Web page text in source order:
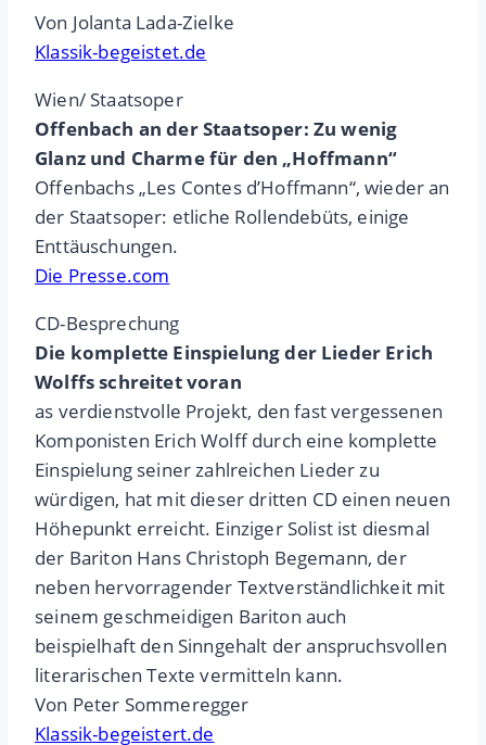
Von Jolanta Lada-Zielke
Klassik-begeistet.de
Wien/ Staatsoper
Offenbach an der Staatsoper: Zu wenig
Glanz und Charme für den „Hoffmann“
Offenbachs „Les Contes d’Hoffmann“, wieder an
der Staatsoper: etliche Rollendebüts, einige
Enttäuschungen.
Die Presse.com
CD-Besprechung
Die komplette Einspielung der Lieder Erich
Wolffs schreitet voran
as verdienstvolle Projekt, den fast vergessenen
Komponisten Erich Wolff durch eine komplette
Einspielung seiner zahlreichen Lieder zu
würdigen, hat mit dieser dritten CD einen neuen
Höhepunkt erreicht. Einziger Solist ist diesmal
der Bariton Hans Christoph Begemann, der
neben hervorragender Textverständlichkeit mit
seinem geschmeidigen Bariton auch
beispielhaft den Sinngehalt der anspruchsvollen
literarischen Texte vermitteln kann.
Von Peter Sommeregger
Klassik-begeistert.de